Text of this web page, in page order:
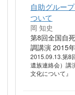
自助グルー
ついて
岡 知史
第8回全国自
調講演 2015
2015.09.13.第8
遺族連絡会）講
文化について』